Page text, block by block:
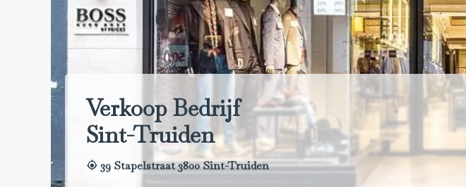
Verkoop Bedrijf
Sint-Truiden
39 Stapelstraat 3800 Sint-Truiden